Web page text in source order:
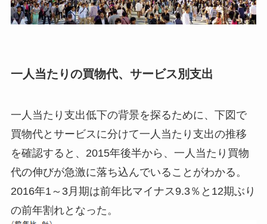
一人当たりの買物代、サービス別支出
一人当たり支出低下の背景を探るために、下図で
買物代とサービスに分けて一人当たり支出の推移
を確認すると、2015年後半から、一人当たり買物
代の伸びが急激に落ち込んでいることがわかる。
2016年1～3月期は前年比マイナス9.3％と12期ぶり
の前年割れとなった。